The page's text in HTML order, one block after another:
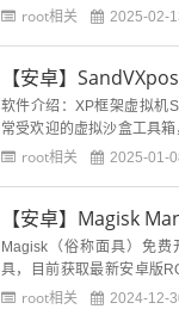
来越麻烦和专业化得时代
i.lanzou...
root相关 2025-02-
软件介绍：XP框架虚拟机
常受欢迎的虚拟沙盒工具
虚拟机软件，支持应用多开
费好用，喜欢的可以试试
root相关 2025-01-
Magisk（俗称面具）免
具，目前获取最新安卓版
特的挂载机制(systemless)
root相关 2024-12-